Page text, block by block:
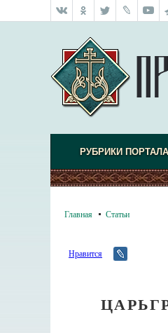
РУБРИКИ ПОРТАЛА
Главная Статьи
Нравится